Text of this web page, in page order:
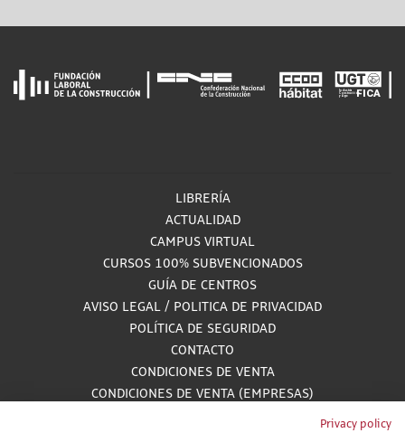
LIBRERÍA
ACTUALIDAD
CAMPUS VIRTUAL
CURSOS 100% SUBVENCIONADOS
GUÍA DE CENTROS
AVISO LEGAL / POLITICA DE PRIVACIDAD
POLÍTICA DE SEGURIDAD
CONTACTO
CONDICIONES DE VENTA
CONDICIONES DE VENTA (EMPRESAS)
Privacy policy